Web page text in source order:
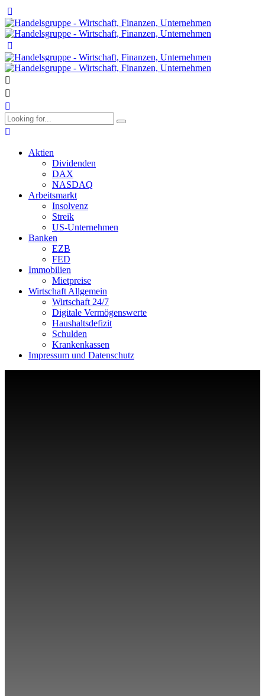
Aktien
Dividenden
DAX
NASDAQ
Arbeitsmarkt
Insolvenz
Streik
US-Unternehmen
Banken
EZB
FED
Immobilien
Mietpreise
Wirtschaft Allgemein
Wirtschaft 24/7
Digitale Vermögenswerte
Haushaltsdefizit
Schulden
Krankenkassen
Impressum und Datenschutz